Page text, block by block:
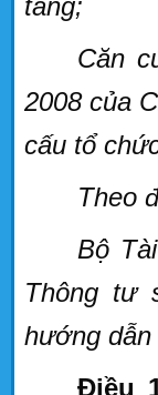
tăng;
Căn
2008 của
cấu tổ
Theo
Bộ
Thông tư
hướng dẫn
Điều